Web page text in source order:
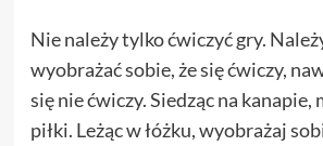
Nie należy tylko ćwiczyć gry.
wyobrażać sobie, że się ćwiczy,
się nie ćwiczy. Siedząc na
piłki. Leżąc w łóżku, wyobrażaj